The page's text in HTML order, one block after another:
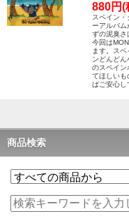
880円(
スペイン
ーアルバ
ずの泥臭さ
今回は
ます。ス
ンどんど
のスペイン
てほしいも
ばご安心し
商品検索